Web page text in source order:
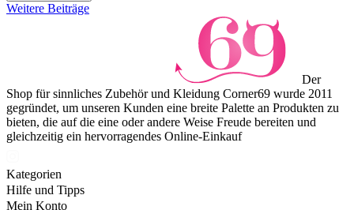
Weitere Beiträge
Der
Shop für sinnliches Zubehör und Kleidung Corner69 wurde 2011
gegründet, um unseren Kunden eine breite Palette an Produkten zu
bieten, die auf die eine oder andere Weise Freude bereiten und
gleichzeitig ein hervorragendes Online-Einkauf
Kategorien
Hilfe und Tipps
Mein Konto